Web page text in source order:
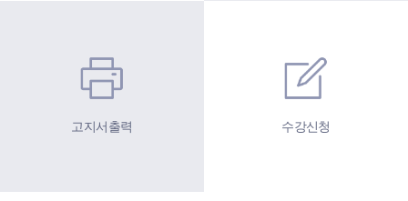
고지서출력 수강신청